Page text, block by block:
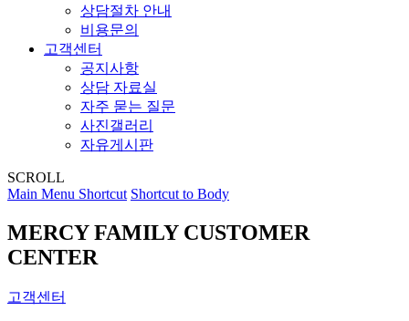
상담절차 안내
비용문의
고객센터
공지사항
상담 자료실
자주 묻는 질문
사진갤러리
자유게시판
SCROLL
Main Menu Shortcut Shortcut to Body
MERCY FAMILY CUSTOMER
CENTER
고객센터